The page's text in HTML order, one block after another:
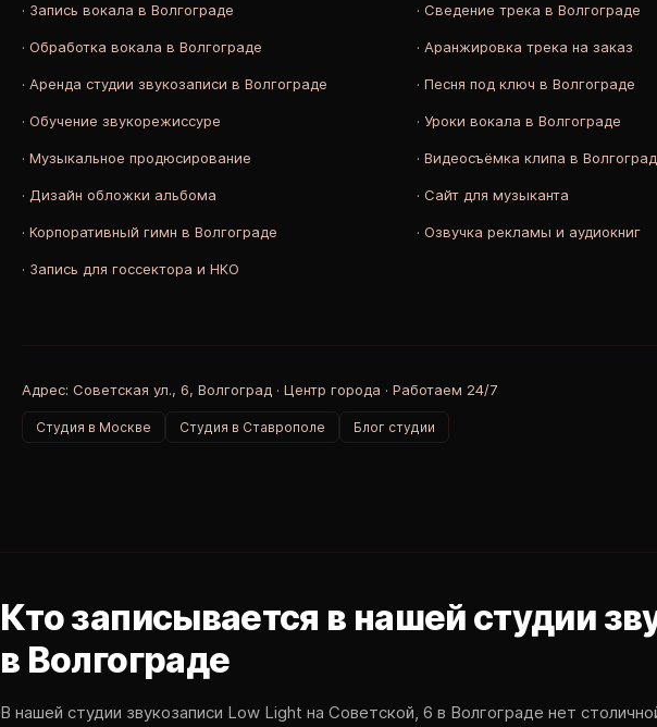
· Запись вокала в Волгограде · Сведение трека в Волгограде
· Обработка вокала в Волгограде · Аранжировка трека на заказ
· Аренда студии звукозаписи в Волгограде · Песня под ключ в Волгограде
· Обучение звукорежиссуре · Уроки вокала в Волгограде
· Музыкальное продюсирование · Видеосъёмка клипа в
· Дизайн обложки альбома · Сайт для музыканта
· Корпоративный гимн в Волгограде · Озвучка рекламы и аудиокниг
· Запись для госсектора и НКО
Адрес: Советская ул., 6, Волгоград · Центр города · Работаем 24/7
Студия в Москве Студия в Ставрополе Блог студии
Кто записывается в нашей студии
в Волгограде
В нашей студии звукозаписи Low Light на Советской, 6 в Волгограде нет